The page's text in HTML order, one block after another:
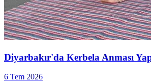
Diyarbakır'da Kerbela Anması
6 Tem 2026